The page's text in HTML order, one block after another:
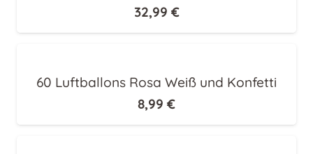
32,99 €
60 Luftballons Rosa Weiß und Konfetti
8,99 €